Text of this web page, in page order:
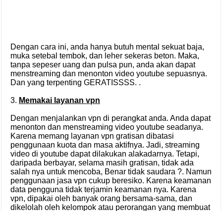
Dengan cara ini, anda hanya butuh mental sekuat baja,
muka setebal tembok, dan leher sekeras beton. Maka,
tanpa sepeser uang dan pulsa pun, anda akan dapat
menstreaming dan menonton video youtube sepuasnya.
Dan yang terpenting GERATISSSS. .
3. Memakai layanan vpn
Dengan menjalankan vpn di perangkat anda. Anda dapat
menonton dan menstreaming video youtube seadanya.
Karena memang layanan vpn gratisan dibatasi
penggunaan kuota dan masa aktifnya. Jadi, streaming
video di youtube dapat dilakukan alakadarnya. Tetapi,
daripada berbayar, selama masih gratisan, tidak ada
salah nya untuk mencoba, Benar tidak saudara ?. Namun
penggunaan jasa vpn cukup beresiko. Karena keamanan
data pengguna tidak terjamin keamanan nya. Karena
vpn, dipakai oleh banyak orang bersama-sama, dan
dikelolah oleh kelompok atau perorangan yang membuat